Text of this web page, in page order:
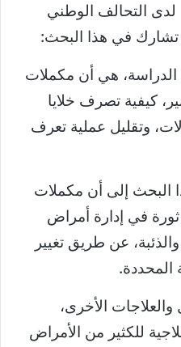
التحالف الوطني
تشارك في هذا البحث:
الدراسة، هي أن مكملات
كيفية تصرف خلايا
وتقليل عملية تعرف
البحث إلى أن مكملات
في إدارة أمراض
المناعة الذاتية، مثل APS والذئبة، عن طريق تغيير
المحددة.
والعلاجات الأخرى،
للكثير من الأمراض